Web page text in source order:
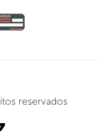
reservados